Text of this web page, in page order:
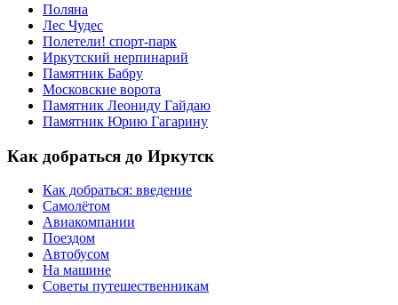
Поляна
Лес Чудес
Полетели! спорт-парк
Иркутский нерпинарий
Памятник Бабру
Московские ворота
Памятник Леониду Гайдаю
Памятник Юрию Гагарину
Как добраться до Иркутск
Как добраться: введение
Самолётом
Авиакомпании
Поездом
Автобусом
На машине
Советы путешественникам